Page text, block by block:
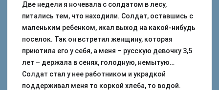
Две недели я ночевала с солдатом в лесу,
питались тем, что находили. Солдат, оставшись с
маленьким ребенком, икал выход на какой-нибудь
поселок. Так он встретил женщину, которая
приютила его у себя, а меня – русскую девочку 3,5
лет – держала в сенях, голодную, немытую…
Солдат стал у нее работником и украдкой
поддерживал меня то коркой хлеба, то водой.